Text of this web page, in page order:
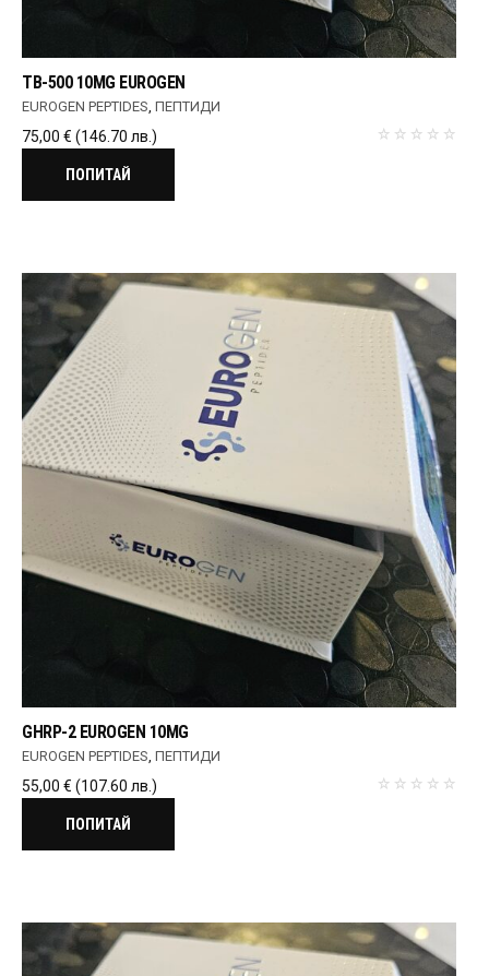
TB-500 10MG EUROGEN
EUROGEN PEPTIDES ,ПЕПТИДИ
75,00 € (146.70 лв.)
ПОПИТАЙ
GHRP-2 EUROGEN 10MG
EUROGEN PEPTIDES ,ПЕПТИДИ
55,00 € (107.60 лв.)
ПОПИТАЙ